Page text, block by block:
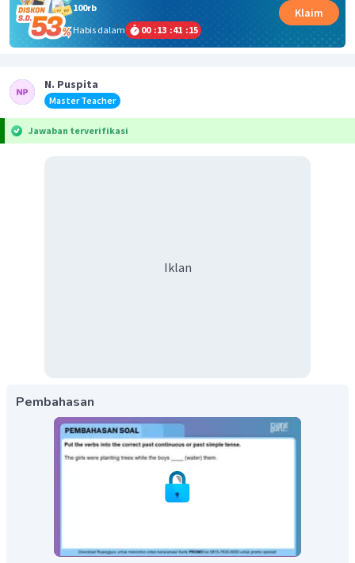
100rb
Habis dalam
00 :13 :41 :15
Klaim
N. Puspita
Master Teacher
Jawaban terverifikasi
Iklan
Pembahasan